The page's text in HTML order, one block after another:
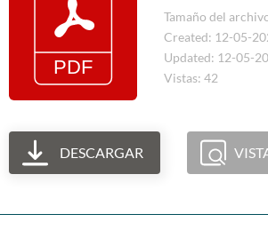
Tamaño del
Created: 12-05-
Updated: 12-05-
Vistas: 42
DESCARGAR